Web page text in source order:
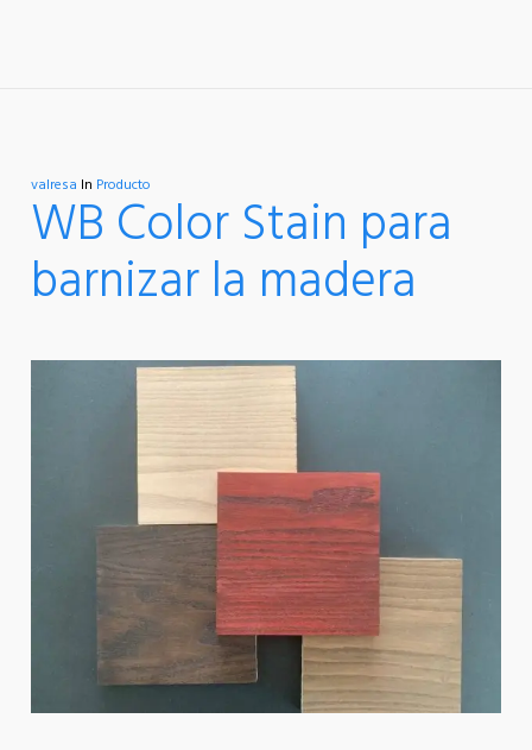
valresa In Producto
WB Color Stain para
barnizar la madera